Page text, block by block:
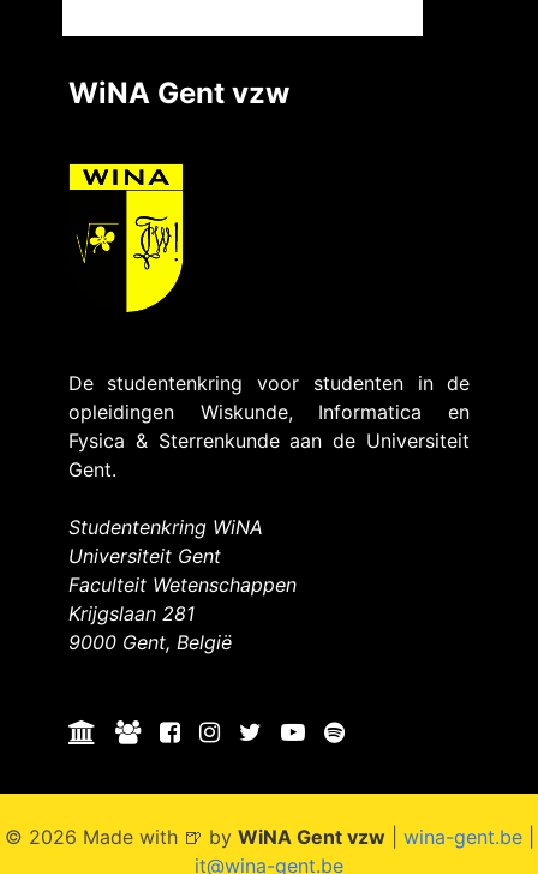
WiNA Gent vzw
De studentenkring voor studenten in de
opleidingen Wiskunde, Informatica en
Fysica & Sterrenkunde aan de Universiteit
Gent.
Studentenkring WiNA
Universiteit Gent
Faculteit Wetenschappen
Krijgslaan 281
9000 Gent, België
© 2026 Made with 🍺 by WiNA Gent vzw| wina-gent.be|
it@wina-gent.be